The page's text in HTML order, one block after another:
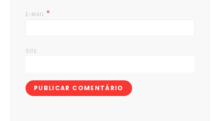
E-MAIL *
SITE